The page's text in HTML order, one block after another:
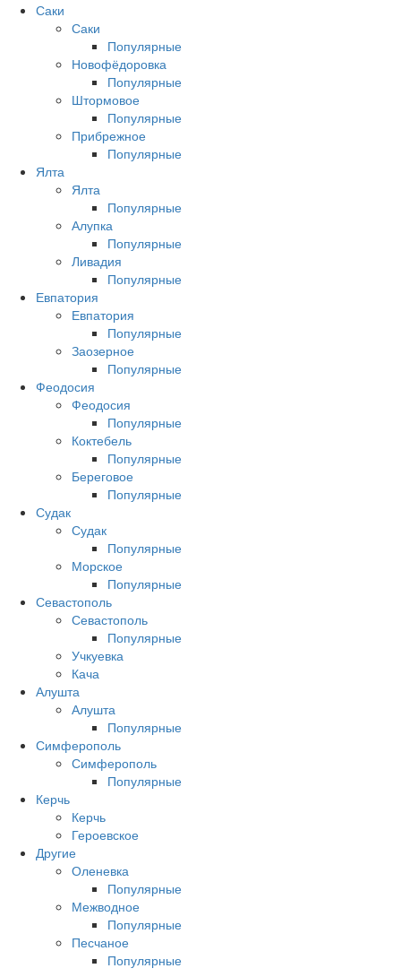
Саки
Саки
Популярные
Новофёдоровка
Популярные
Штормовое
Популярные
Прибрежное
Популярные
Ялта
Ялта
Популярные
Алупка
Популярные
Ливадия
Популярные
Евпатория
Евпатория
Популярные
Заозерное
Популярные
Феодосия
Феодосия
Популярные
Коктебель
Популярные
Береговое
Популярные
Судак
Судак
Популярные
Морское
Популярные
Севастополь
Севастополь
Популярные
Учкуевка
Кача
Алушта
Алушта
Популярные
Симферополь
Симферополь
Популярные
Керчь
Керчь
Героевское
Другие
Оленевка
Популярные
Межводное
Популярные
Песчаное
Популярные